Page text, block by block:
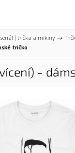
| trička a mikiny /
tričko
-